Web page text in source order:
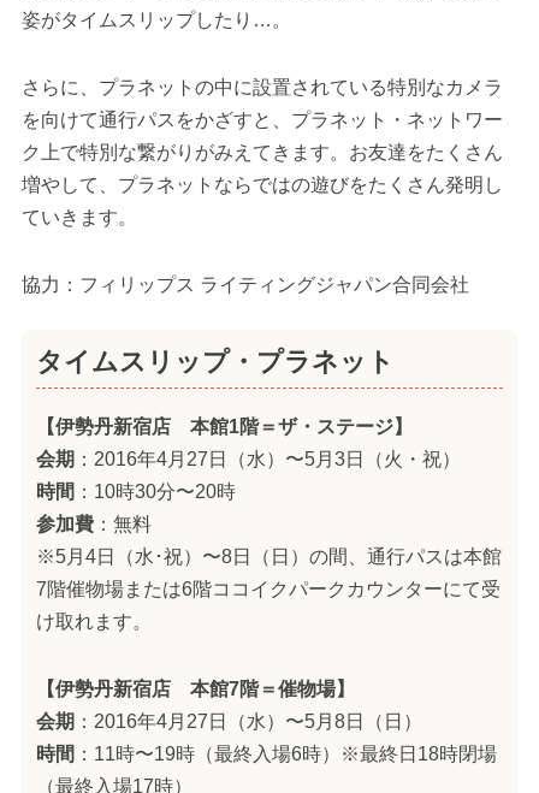
姿がタイムスリップしたり…。
さらに、プラネットの中に設置されている特別なカメラ
を向けて通行パスをかざすと、プラネット・ネットワー
ク上で特別な繋がりがみえてきます。お友達をたくさん
増やして、プラネットならではの遊びをたくさん発明し
ていきます。
協力：フィリップス ライティングジャパン合同会社
タイムスリップ・プラネット
【伊勢丹新宿店 本館1階＝ザ・ステージ】
会期 ：2016年4月27日（水）〜5月3日（火・祝）
時間 ：10時30分〜20時
参加費：無料
※5月4日（水･祝）〜8日（日）の間、通行パスは本館
7階催物場または6階ココイクパークカウンターにて受
け取れます。
【伊勢丹新宿店 本館7階＝催物場】
会期 ：2016年4月27日（水）〜5月8日（日）
時間 ：11時〜19時（最終入場6時）※最終日18時閉場
（最終入場17時）